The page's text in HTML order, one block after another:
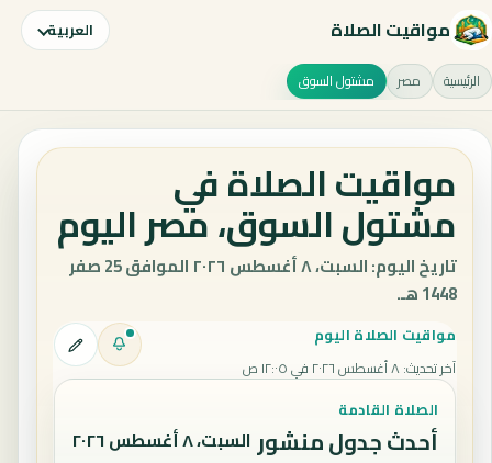
مواقيت الصلاة العربية
الرئيسية مصر مشتول السوق
مواقيت الصلاة في
مشتول السوق، مصر اليوم
تاريخ اليوم: السبت، ٨ أغسطس ٢٠٢٦ الموافق 25 صفر
1448 هـ.
مواقيت الصلاة اليوم
آخر تحديث:٨ أغسطس ٢٠٢٦ في ١٢:٠٥ ص
الصلاة القادمة
أحدث جدول منشور السبت، ٨ أغسطس ٢٠٢٦